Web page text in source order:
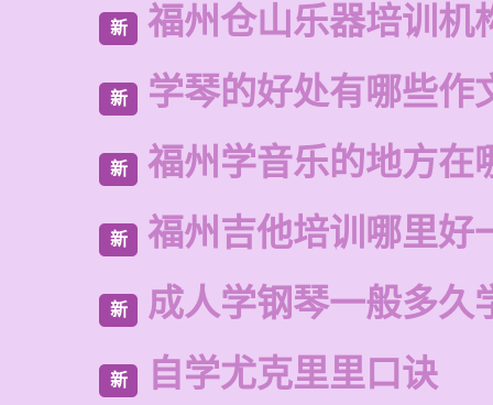
新 福州仓山乐器培训机
新 学琴的好处有哪些作
新 福州学音乐的地方在
新 福州吉他培训哪里好
新 成人学钢琴一般多久
新 自学尤克里里口诀